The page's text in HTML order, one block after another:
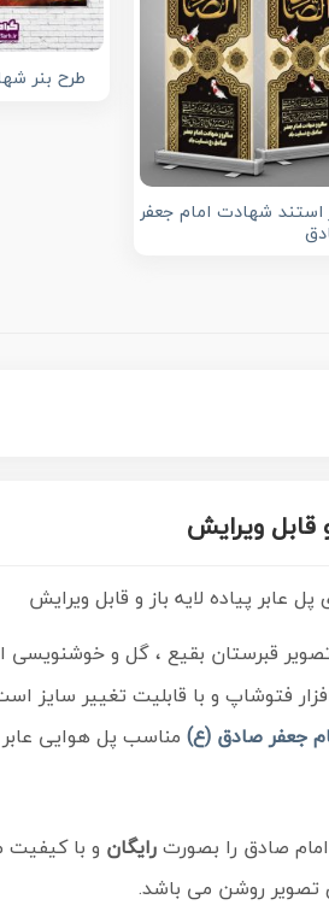
استند شهادت امام جعفر
طرح بنر
قابل ویرایش
عابر پیاده لایه باز و قابل ویرایش
قبرستان بقیع ، گل و خوشنویسی
جعفر صادق (ع)مناسب پل هوایی عابر
صادق را بصورت رایگان و با کیفیت
تصویر روشن می باشد.